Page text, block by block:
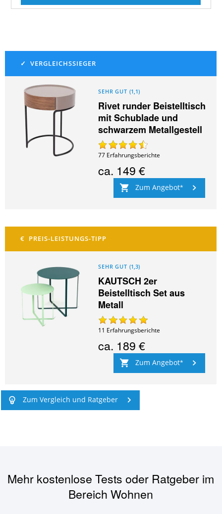
SEHR GUT (1,1)
Rivet runder Beistelltisch
mit Schublade und
schwarzem Metallgestell
77 Erfahrungsberichte
ca. 149 €
Zum Angebot
SEHR GUT (1,3)
KAUTSCH 2er
Beistelltisch Set aus
Metall
11 Erfahrungsberichte
ca. 189 €
Zum Angebot
Zum Vergleich und Ratgeber
Mehr kostenlose Tests oder Ratgeber im
BereichWohnen